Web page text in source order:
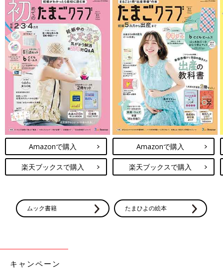
Amazonで購入
楽天ブックスで購入
Amazonで購入
楽天ブックスで購入
ムック書籍 たまひよの絵本
キャンペーン